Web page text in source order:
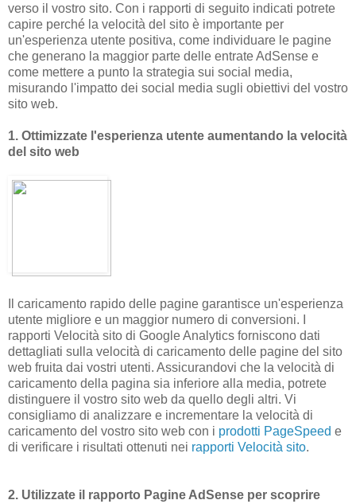
verso il vostro sito. Con i rapporti di seguito indicati potrete
capire perché la velocità del sito è importante per
un'esperienza utente positiva, come individuare le pagine
che generano la maggior parte delle entrate AdSense e
come mettere a punto la strategia sui social media,
misurando l'impatto dei social media sugli obiettivi del vostro
sito web.
1. Ottimizzate l'esperienza utente aumentando la velocità
del sito web
Il caricamento rapido delle pagine garantisce un'esperienza
utente migliore e un maggior numero di conversioni. I
rapporti Velocità sito di Google Analytics forniscono dati
dettagliati sulla velocità di caricamento delle pagine del sito
web fruita dai vostri utenti. Assicurandovi che la velocità di
caricamento della pagina sia inferiore alla media, potrete
distinguere il vostro sito web da quello degli altri. Vi
consigliamo di analizzare e incrementare la velocità di
caricamento del vostro sito web con i prodotti PageSpeed e
di verificare i risultati ottenuti nei rapporti Velocità sito.
2. Utilizzate il rapporto Pagine AdSense per scoprire